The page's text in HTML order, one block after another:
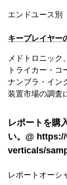
エンドユース別
キープレイヤー
メドトロニック
トライカー・
ナンブラ・イン
装置市場の調査
レポートを購
い。@
verticals/
レポートオーシ